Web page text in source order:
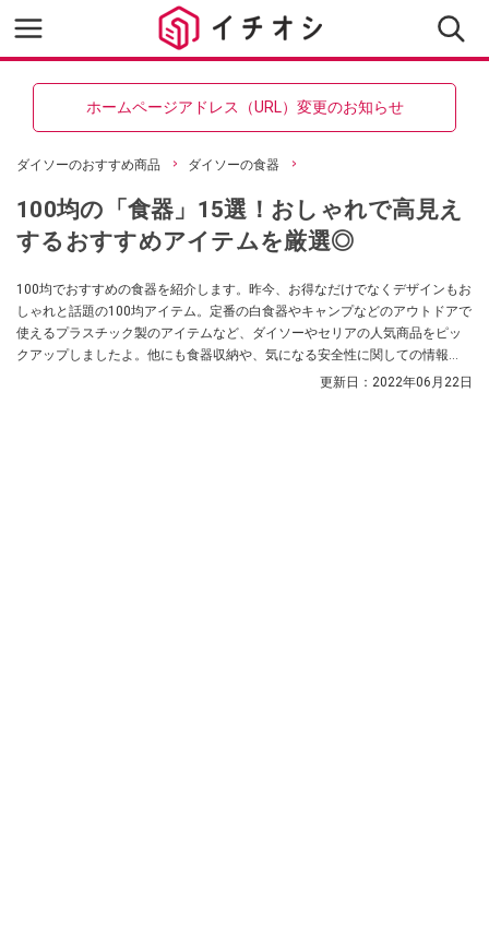
ホームページアドレス（URL）変更のお知らせ
ダイソーのおすすめ商品 ダイソーの食器
100均の「食器」15選！おしゃれで高見え
するおすすめアイテムを厳選◎
100均でおすすめの食器を紹介します。昨今、お得なだけでなくデザインもお
しゃれと話題の100均アイテム。定番の白食器やキャンプなどのアウトドアで
使えるプラスチック製のアイテムなど、ダイソーやセリアの人気商品をピッ
クアップしましたよ。他にも食器収納や、気になる安全性に関しての情報
更新日： 2022年06月22日